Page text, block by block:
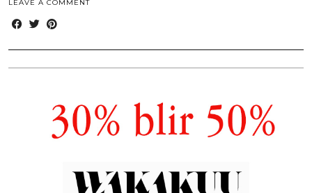
LEAVE A COMMENT